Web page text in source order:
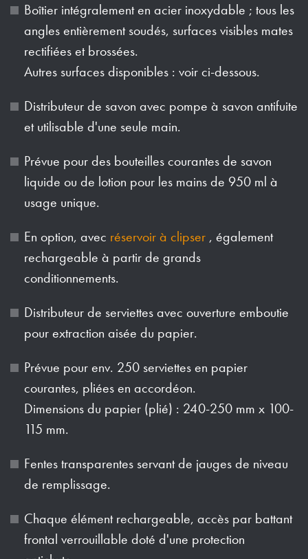
Boîtier intégralement en acier inoxydable ; tous les
angles entièrement soudés, surfaces visibles mates
rectifiées et brossées.
Autres surfaces disponibles : voir ci-dessous.
Distributeur de savon avec pompe à savon antifuite
et utilisable d'une seule main.
Prévue pour des bouteilles courantes de savon
liquide ou de lotion pour les mains de 950 ml à
usage unique.
En option, avec réservoir à clipser , également
rechargeable à partir de grands
conditionnements.
Distributeur de serviettes avec ouverture emboutie
pour extraction aisée du papier.
Prévue pour env. 250 serviettes en papier
courantes, pliées en accordéon.
Dimensions du papier (plié) : 240-250 mm x 100-
115 mm.
Fentes transparentes servant de jauges de niveau
de remplissage.
Chaque élément rechargeable, accès par battant
frontal verrouillable doté d'une protection